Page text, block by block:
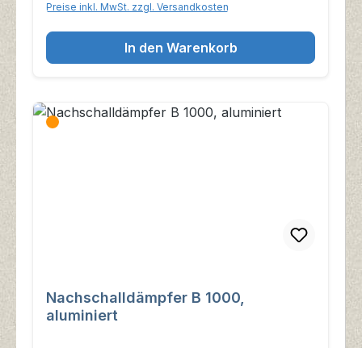
Preise inkl. MwSt. zzgl. Versandkosten
In den Warenkorb
Nachschalldämpfer B 1000,
aluminiert